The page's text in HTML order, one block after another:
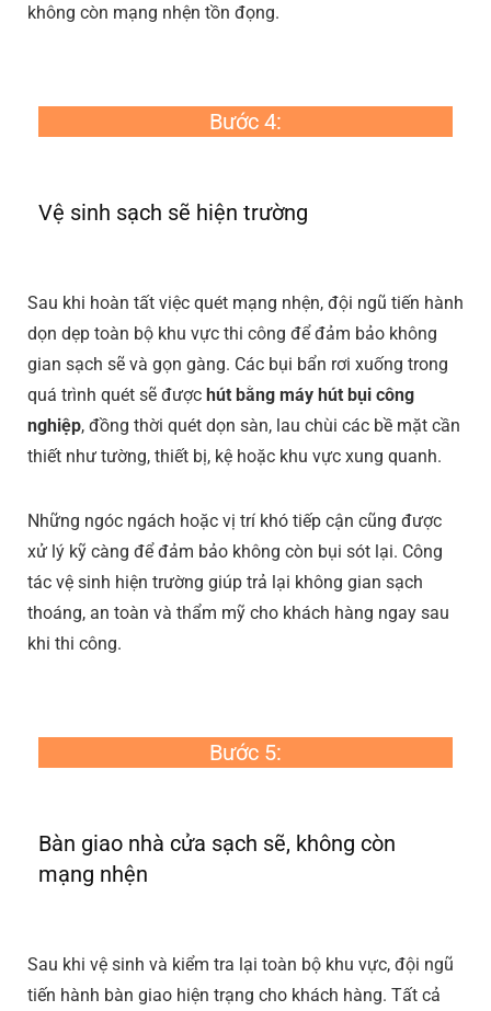
không còn mạng nhện tồn đọng.
Bước 4:
Vệ sinh sạch sẽ hiện trường
Sau khi hoàn tất việc quét mạng nhện, đội ngũ tiến hành
dọn dẹp toàn bộ khu vực thi công để đảm bảo không
gian sạch sẽ và gọn gàng. Các bụi bẩn rơi xuống trong
quá trình quét sẽ được hút bằng máy hút bụi công
nghiệp, đồng thời quét dọn sàn, lau chùi các bề mặt cần
thiết như tường, thiết bị, kệ hoặc khu vực xung quanh.
Những ngóc ngách hoặc vị trí khó tiếp cận cũng được
xử lý kỹ càng để đảm bảo không còn bụi sót lại. Công
tác vệ sinh hiện trường giúp trả lại không gian sạch
thoáng, an toàn và thẩm mỹ cho khách hàng ngay sau
khi thi công.
Bước 5:
Bàn giao nhà cửa sạch sẽ, không còn
mạng nhện
Sau khi vệ sinh và kiểm tra lại toàn bộ khu vực, đội ngũ
tiến hành bàn giao hiện trạng cho khách hàng. Tất cả